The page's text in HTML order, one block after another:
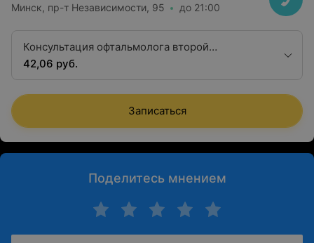
Минск, пр-т Независимости, 95 до 21:00
Консультация офтальмолога второй
квалификационной категории
42,06 руб.
Записаться
Поделитесь мнением